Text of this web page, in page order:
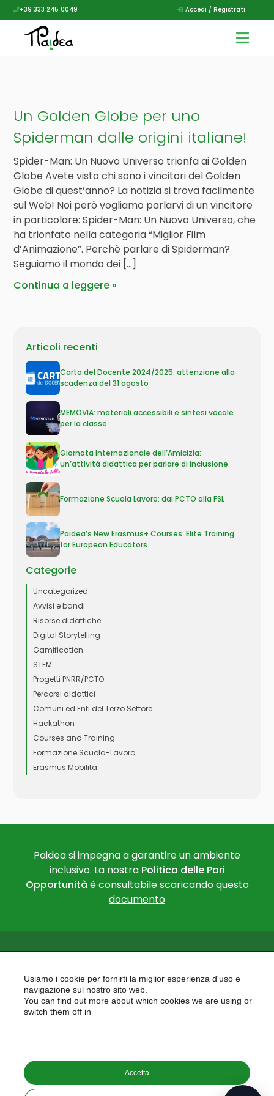
+39 333 245 0049 Accedi / Registrati
Un Golden Globe per uno
Spiderman dalle origini italiane!
Spider-Man: Un Nuovo Universo trionfa ai Golden
Globe Avete visto chi sono i vincitori del Golden
Globe di quest’anno? La notizia si trova facilmente
sul Web! Noi però vogliamo parlarvi di un vincitore
in particolare: Spider-Man: Un Nuovo Universo, che
ha trionfato nella categoria “Miglior Film
d’Animazione”. Perchè parlare di Spiderman?
Seguiamo il mondo dei […]
Continua a leggere
Articoli recenti
Carta del Docente 2024/2025: attenzione alla
scadenza del 31 agosto
MEMOVIA: materiali accessibili e sintesi vocale
per la classe
Giornata Internazionale dell’Amicizia:
un’attività didattica per parlare di inclusione
Formazione Scuola Lavoro: dai PCTO alla FSL
Paidea’s New Erasmus+ Courses: Elite Training
for European Educators
Categorie
Uncategorized
Avvisi e bandi
Risorse didattiche
Digital Storytelling
Gamification
STEM
Progetti PNRR/PCTO
Percorsi didattici
Comuni ed Enti del Terzo Settore
Hackathon
Courses and Training
Formazione Scuola-Lavoro
Erasmus Mobilità
Paidea si impegna a garantire un ambiente
inclusivo. La nostra Politica delle Pari
Opportunità è consultabile scaricandoquesto
documento
PAIDEA
PAIDEA S.A.S. - Capitale sociale 10.000€ i.v.
Usiamo i cookie per fornirti la miglior esperienza d'uso e
navigazione sul nostro sito web.
You can find out more about which cookies we are using or
switch them off in
Accetta